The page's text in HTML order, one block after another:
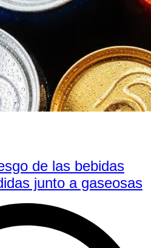
de las bebidas
junto a gaseosas